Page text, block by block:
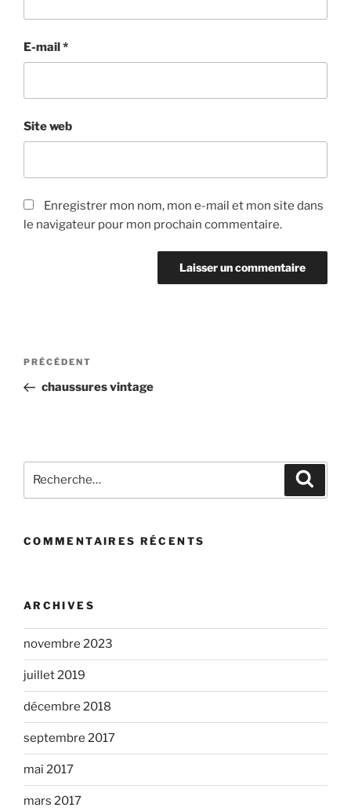
E-mail*
Site web
Enregistrer mon nom, mon e-mail et mon site dans
le navigateur pour mon prochain commentaire.
Navigation
l’article
Article
précédent
PRÉCÉDENT
chaussures vintage
pour
COMMENTAIRES RÉCENTS
ARCHIVES
novembre 2023
juillet 2019
décembre 2018
septembre 2017
mai 2017
mars 2017